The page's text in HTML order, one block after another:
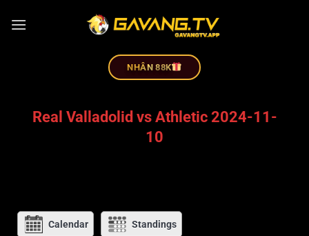
NHÂN 88K
Real Valladolid vs Athletic 2024-11-
10
Calendar Standings